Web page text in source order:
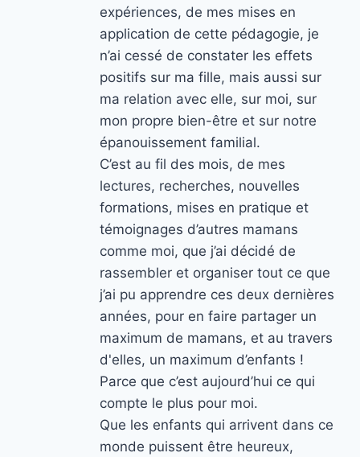
expériences, de mes mises en
application de cette pédagogie, je
n’ai cessé de constater les effets
positifs sur ma fille, mais aussi sur
ma relation avec elle, sur moi, sur
mon propre bien-être et sur notre
épanouissement familial.
C’est au fil des mois, de mes
lectures, recherches, nouvelles
formations, mises en pratique et
témoignages d’autres mamans
comme moi, que j’ai décidé de
rassembler et organiser tout ce que
j’ai pu apprendre ces deux dernières
années, pour en faire partager un
maximum de mamans, et au travers
d'elles, un maximum d’enfants !
Parce que c’est aujourd’hui ce qui
compte le plus pour moi.
Que les enfants qui arrivent dans ce
monde puissent être heureux,